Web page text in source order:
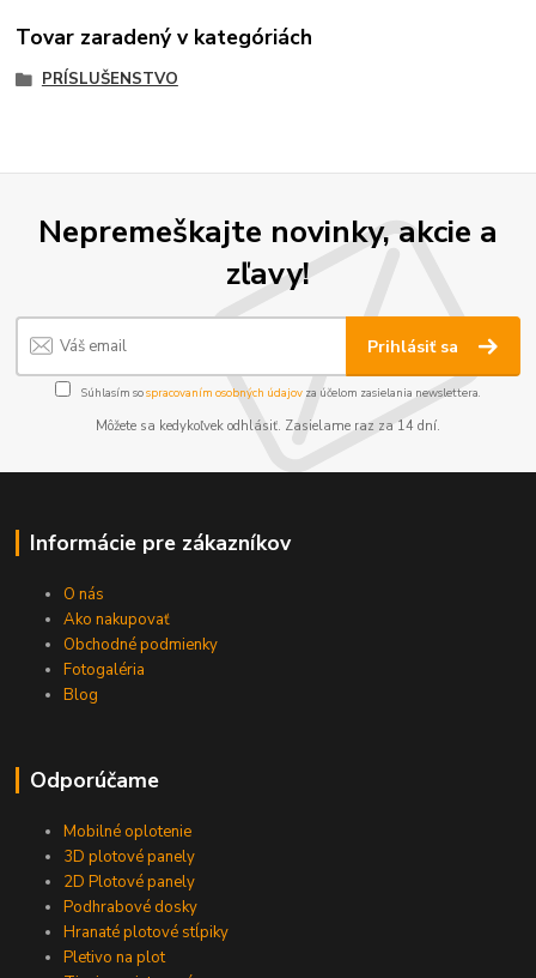
Tovar zaradený v kategóriách
PRÍSLUŠENSTVO
Nepremeškajte novinky, akcie a
zľavy!
Prihlásiť sa
Súhlasím sospracovaním osobných údajov za účelom zasielania newslettera.
Môžete sa kedykoľvek odhlásiť. Zasielame raz za 14 dní.
Informácie pre zákazníkov
O nás
Ako nakupovať
Obchodné podmienky
Fotogaléria
Blog
Odporúčame
Mobilné oplotenie
3D plotové panely
2D Plotové panely
Podhrabové dosky
Hranaté plotové stĺpiky
Pletivo na plot